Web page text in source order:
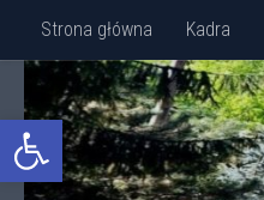
Otwórz pasek narzędzi
Przejdź do treści
Strona główna Kadra